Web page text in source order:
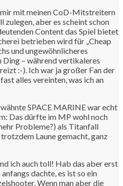
mir mit meinen CoD-Mitstreitern
zulegen, aber es scheint schon
Content das Spiel bietet
betrieben wird für „Cheap
und ungewöhnlicheres
– während vertikaleres
:-). Ich war ja großer Fan der
alles vereinten, was ich an
SPACE MARINE war echt
Das dürfte im MP wohl noch
Probleme?) als Titanfall
Laune gemacht, ganz
ich auch toll! Hab das aber erst
dachte, es ist so ein
Wenn man aber die